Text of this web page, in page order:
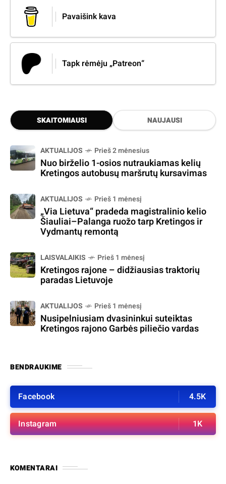
Pavaišink kava
Tapk rėmėju „Patreon“
SKAITOMIAUSI NAUJAUSI
AKTUALIJOS Prieš 2 mėnesius
Nuo birželio 1-osios nutraukiamas kelių
Kretingos autobusų maršrutų kursavimas
AKTUALIJOS Prieš 1 mėnesį
„Via Lietuva“ pradeda magistralinio kelio
Šiauliai–Palanga ruožo tarp Kretingos ir
Vydmantų remontą
LAISVALAIKIS Prieš 1 mėnesį
Kretingos rajone – didžiausias traktorių
paradas Lietuvoje
AKTUALIJOS Prieš 1 mėnesį
Nusipelniusiam dvasininkui suteiktas
Kretingos rajono Garbės piliečio vardas
BENDRAUKIME
Facebook 4.5K
Instagram 1K
KOMENTARAI